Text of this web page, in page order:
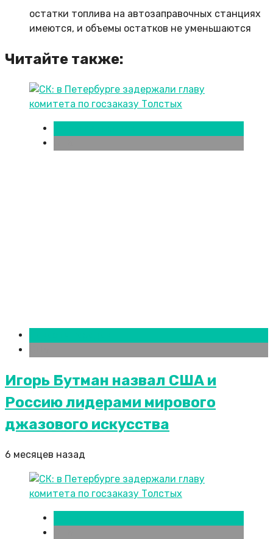
остатки топлива на автозаправочных станциях
имеются, и объемы остатков не уменьшаются
Читайте также:
Игорь Бутман назвал США и
Россию лидерами мирового
джазового искусства
6 месяцев назад